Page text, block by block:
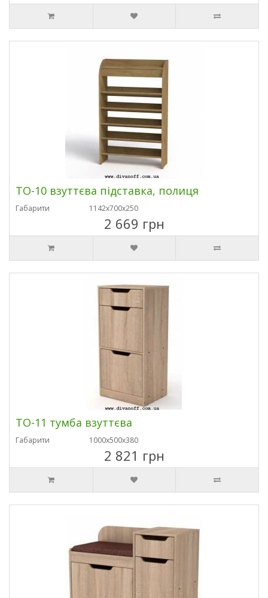
ТО-10 взуттєва підставка, полиця
Габарити 1142х700х250
2 669 грн
ТО-11 тумба взуттєва
Габарити 1000х500х380
2 821 грн